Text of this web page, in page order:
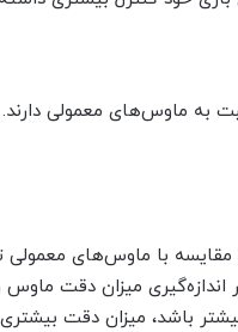
به ماوس‌های معمولی
با ماوس‌های معمولی
باشد، میزان دقت بیشتری